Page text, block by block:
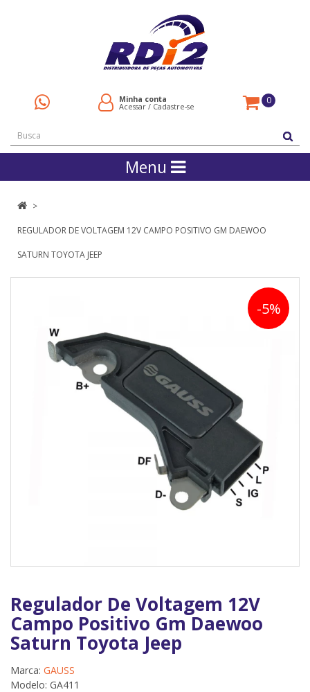
Minha conta
Acessar / Cadastre-se
0
Menu
REGULADOR DE VOLTAGEM 12V CAMPO POSITIVO GM DAEWOO
SATURN TOYOTA JEEP
-5%
Regulador De Voltagem 12V
Campo Positivo Gm Daewoo
Saturn Toyota Jeep
Marca: GAUSS
Modelo: GA411